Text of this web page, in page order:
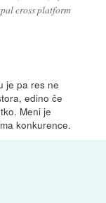
cross platform
je pa res ne
edino če
Meni je
konkurence.